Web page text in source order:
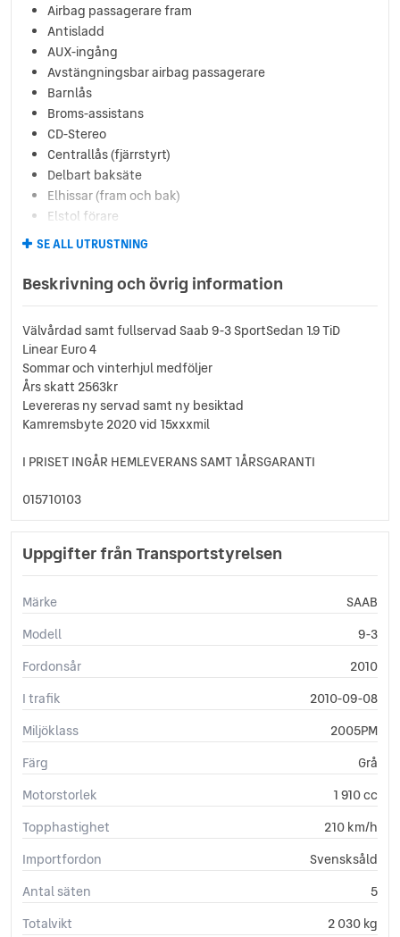
Airbag passagerare fram
Antisladd
AUX-ingång
Avstängningsbar airbag passagerare
Barnlås
Broms-assistans
CD-Stereo
Centrallås (fjärrstyrt)
Delbart baksäte
Elhissar (fram och bak)
Elstol förare
Eluppvärmda sidospeglar
Fällbara baksäten
Ljussensor
Läslampa
Lättmetallfälgar
Mattor (textil)
Motorvärmare
Servostyrning
Sidokrockgardiner
Sminkspegel
Startspärr
Stöldlarm
Sätesvärme (fram)
Yttertemperaturmätare
SE ALL UTRUSTNING
Beskrivning och övrig information
Välvårdad samt fullservad Saab 9-3 SportSedan 1.9 TiD
Linear Euro 4
Sommar och vinterhjul medföljer
Års skatt 2563kr
Levereras ny servad samt ny besiktad
Kamremsbyte 2020 vid 15xxxmil
I PRISET INGÅR HEMLEVERANS SAMT 1ÅRSGARANTI
015710103
Uppgifter från Transportstyrelsen
Märke
SAAB
Modell
9-3
Fordonsår
2010
I trafik
2010-09-08
Miljöklass
2005PM
Färg
Grå
Motorstorlek
1 910 cc
Topphastighet
210 km/h
Importfordon
Svensksåld
Antal säten
5
Totalvikt
2 030 kg